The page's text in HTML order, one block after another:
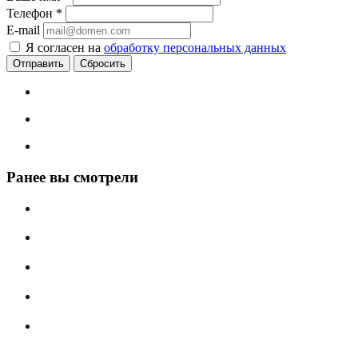
Телефон *
E-mail
Я согласен на обработку персональных данных
Сбросить
Ранее вы смотрели